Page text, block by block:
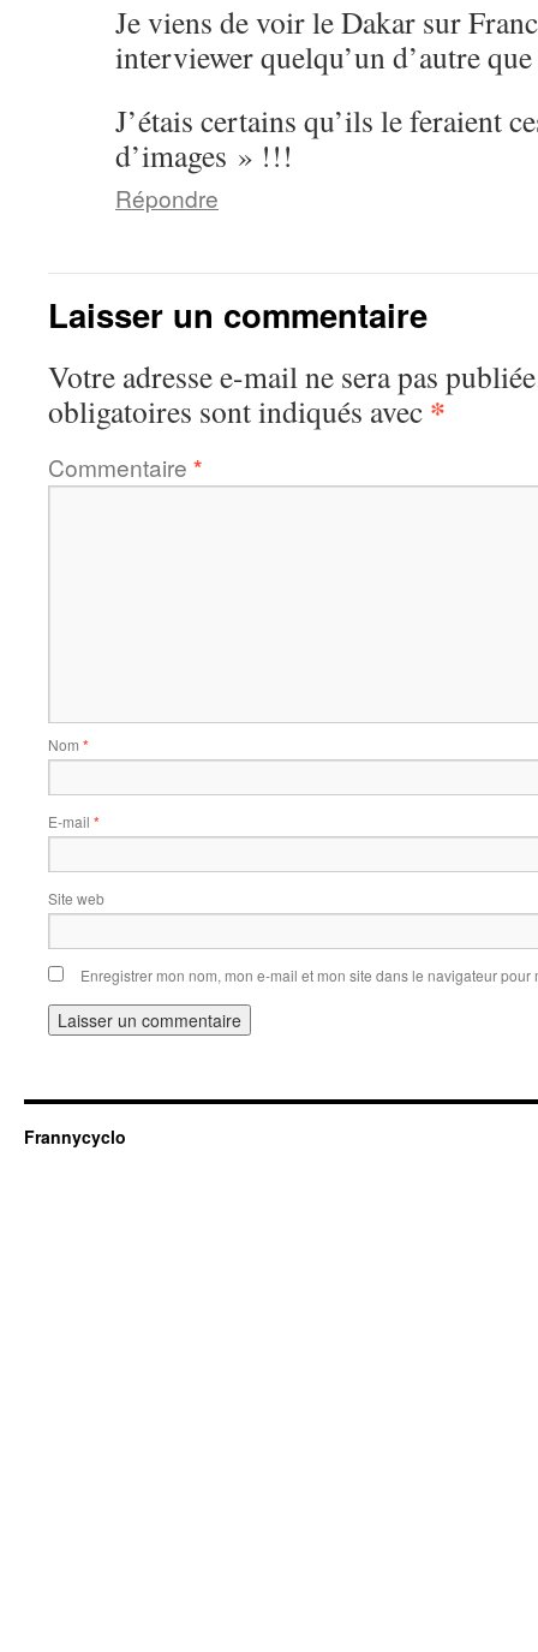
Je viens de voir le Dakar sur
interviewer quelqu’un d’autre
J’étais certains qu’ils le feraient
d’images » !!!
Répondre
Laisser un commentaire
Votre adresse e-mail ne sera pas
obligatoires sont indiqués avec *
Commentaire *
Nom *
E-mail *
Site web
Enregistrer mon nom, mon e-mail et mon site dans le navigateur
Frannycyclo